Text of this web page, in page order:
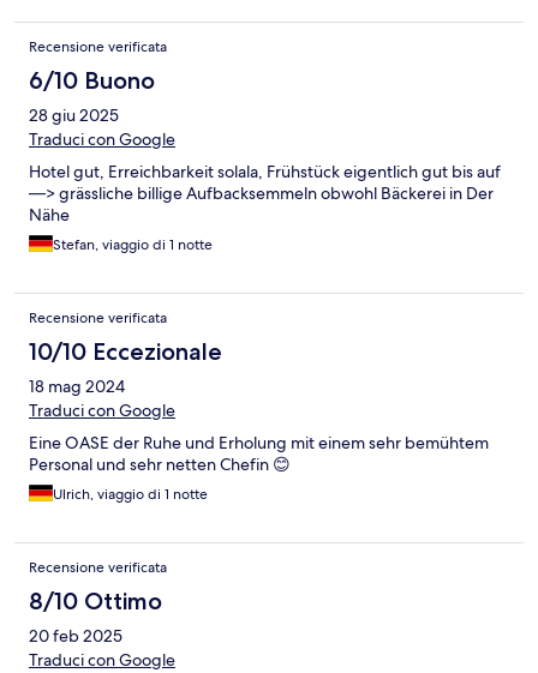
Recensione verificata
6/10 Buono
28 giu 2025
Traduci con Google
Hotel gut, Erreichbarkeit solala, Frühstück eigentlich gut bis auf
—> grässliche billige Aufbacksemmeln obwohl Bäckerei in Der
Nähe
Stefan, viaggio di 1 notte
Recensione verificata
10/10 Eccezionale
18 mag 2024
Traduci con Google
Eine OASE der Ruhe und Erholung mit einem sehr bemühtem
Personal und sehr netten Chefin 😊
Ulrich, viaggio di 1 notte
Recensione verificata
8/10 Ottimo
20 feb 2025
Traduci con Google